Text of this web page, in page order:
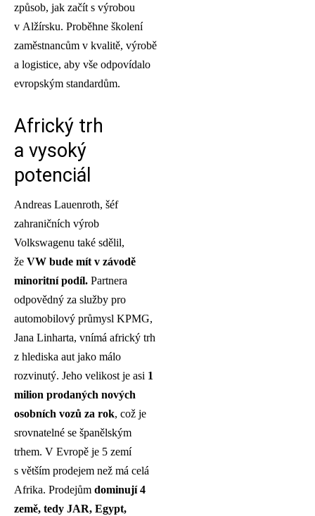
způsob, jak začít s výrobou
v Alžírsku. Proběhne školení
zaměstnancům v kvalitě, výrobě
a logistice, aby vše odpovídalo
evropským standardům.
Africký trh
a vysoký
potenciál
Andreas Lauenroth, šéf
zahraničních výrob
Volkswagenu také sdělil,
že VW bude mít v závodě
minoritní podíl. Partnera
odpovědný za služby pro
automobilový průmysl KPMG,
Jana Linharta, vnímá africký trh
z hlediska aut jako málo
rozvinutý. Jeho velikost je asi 1
milion prodaných nových
osobních vozů za rok, což je
srovnatelné se španělským
trhem. V Evropě je 5 zemí
s větším prodejem než má celá
Afrika. Prodejům dominují 4
země, tedy JAR, Egypt,